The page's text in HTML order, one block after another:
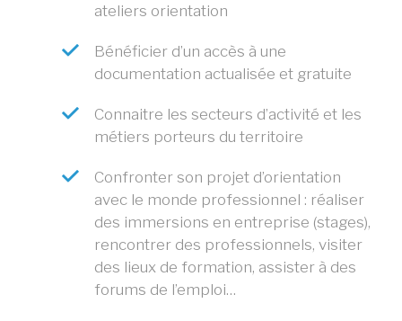
ateliers orientation
Bénéficier d’un accès à une
documentation actualisée et gratuite
Connaitre les secteurs d’activité et les
métiers porteurs du territoire
Confronter son projet d’orientation
avec le monde professionnel : réaliser
des immersions en entreprise (stages),
rencontrer des professionnels, visiter
des lieux de formation, assister à des
forums de l’emploi…